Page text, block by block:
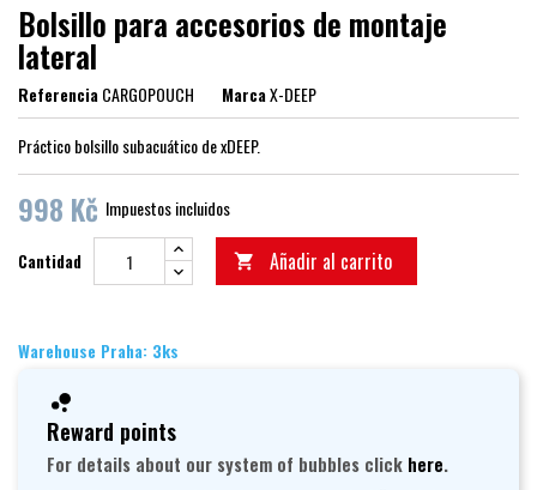
Bolsillo para accesorios de montaje
lateral
ReferenciaCARGOPOUCH MarcaX-DEEP
Práctico bolsillo subacuático de xDEEP.
998 Kč Impuestos incluidos
Cantidad  Añadir al carrito
Warehouse Praha: 3ks
Reward points
For details about our system of bubbles click here.